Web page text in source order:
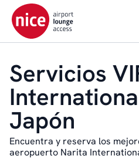
Servicios
Japón
Encuentra y reserva los
aeropuerto Narita